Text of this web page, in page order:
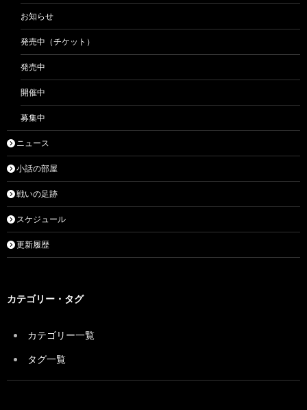
お知らせ
発売中（チケット）
発売中
開催中
募集中
ニュース
小話の部屋
戦いの足跡
スケジュール
更新履歴
カテゴリー・タグ
カテゴリー一覧
タグ一覧